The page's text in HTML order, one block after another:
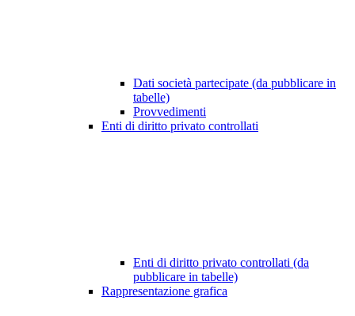
Dati società partecipate (da pubblicare in
tabelle)
Provvedimenti
Enti di diritto privato controllati
Enti di diritto privato controllati (da
pubblicare in tabelle)
Rappresentazione grafica